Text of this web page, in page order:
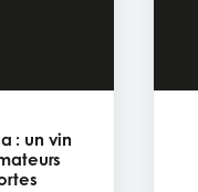
: un vin